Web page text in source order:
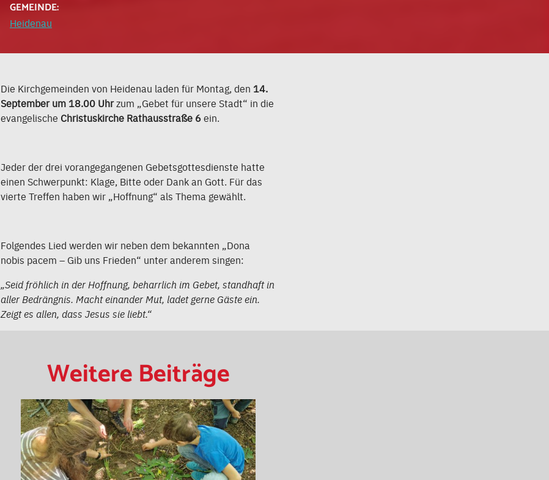
GEMEINDE:
Heidenau
Die Kirchgemeinden von Heidenau laden für Montag, den 14.
September um 18.00 Uhrzum „Gebet für unsere Stadt“ in die
evangelische Christuskirche Rathausstraße 6ein.
Jeder der drei vorangegangenen Gebetsgottesdienste hatte
einen Schwerpunkt: Klage, Bitte oder Dank an Gott. Für das
vierte Treffen haben wir „Hoffnung“ als Thema gewählt.
Folgendes Lied werden wir neben dem bekannten „Dona
nobis pacem – Gib uns Frieden“ unter anderem singen:
„Seid fröhlich in der Hoffnung, beharrlich im Gebet, standhaft in
aller Bedrängnis. Macht einander Mut, ladet gerne Gäste ein.
Zeigt es allen, dass Jesus sie liebt.“
Weitere Beiträge